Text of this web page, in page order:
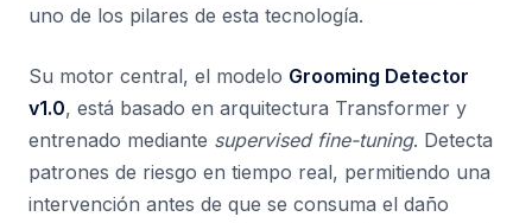
uno de los pilares de esta tecnología.
Su motor central, el modelo Grooming Detector
v1.0, está basado en arquitectura Transformer y
entrenado mediante supervised fine-tuning. Detecta
patrones de riesgo en tiempo real, permitiendo una
intervención antes de que se consuma el daño